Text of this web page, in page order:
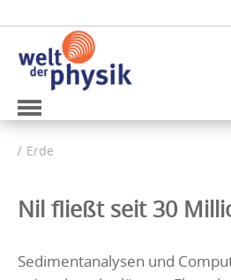
Erde
Nil fließt seit 30
Sedimentanalysen und